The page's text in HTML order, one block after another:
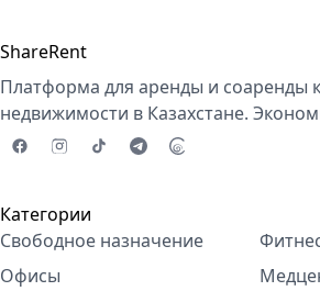
ShareRent
Платформа для аренды и соаренды
недвижимости в Казахстане.
Категории
Свободное назначение
Офисы